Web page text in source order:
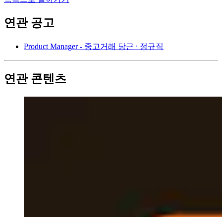
연관 공고
Product Manager - 중고거래 당근 ⸱ 정규직
연관 콘텐츠